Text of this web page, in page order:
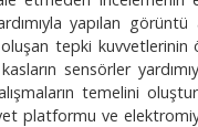
yapılan
tepki kuvvetlerinin
sensörler
temelini
platformu ve